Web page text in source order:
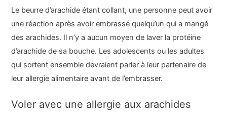
Le beurre d’arachide étant collant, une personne peut avoir
une réaction après avoir embrassé quelqu’un qui a mangé
des arachides. Il n’y a aucun moyen de laver la protéine
d’arachide de sa bouche. Les adolescents ou les adultes
qui sortent ensemble devraient parler à leur partenaire de
leur allergie alimentaire avant de l’embrasser.
Voler avec une allergie aux arachides